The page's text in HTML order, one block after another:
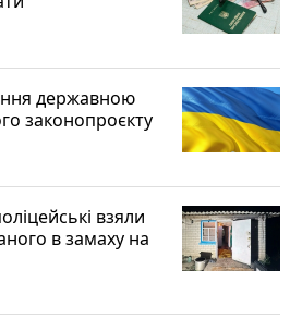
державною
законопроєкту
взяли
в замаху на